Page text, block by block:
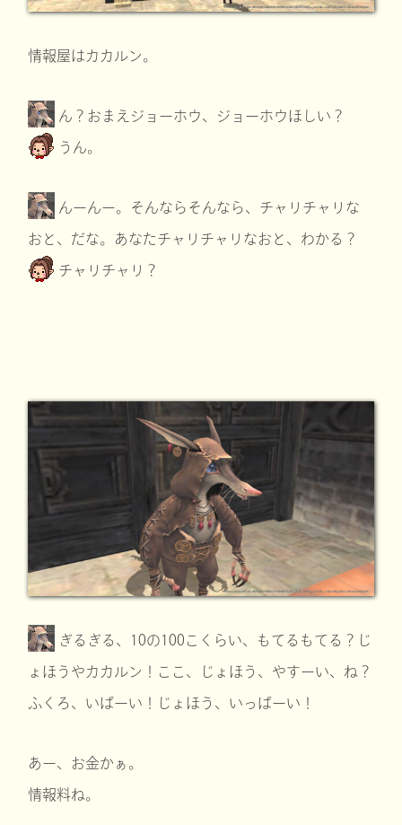
情報屋はカカルン。
ん？おまえジョーホウ、ジョーホウほしい？
うん。
んーんー。そんならそんなら、チャリチャリな
おと、だな。あなたチャリチャリなおと、わかる？
チャリチャリ？
ぎるぎる、10の100こくらい、もてるもてる？じ
ょほうやカカルン！ここ、じょほう、やすーい、ね？
ふくろ、いぱーい！じょほう、いっぱーい！
あー、お金かぁ。
情報料ね。